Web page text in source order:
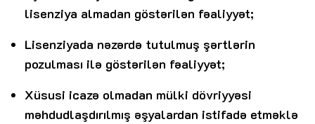
lisenziya almadan göstərilən fəaliyyət;
Lisenziyada nəzərdə tutulmuş şərtlərin
pozulması ilə göstərilən fəaliyyət;
Xüsusi icazə olmadan mülki dövriyyəsi
məhdudlaşdırılmış əşyalardan istifadə etməklə